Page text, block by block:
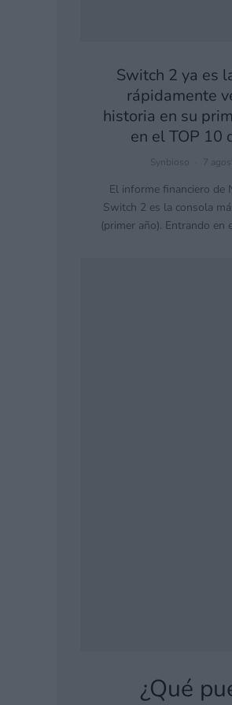
Switch 2 ya es
rápidamente
historia en su
en el TOP 10
Synbioso 7
El informe financiero de
Switch 2 es la consola
(primer año). Entrando en
¿Qué